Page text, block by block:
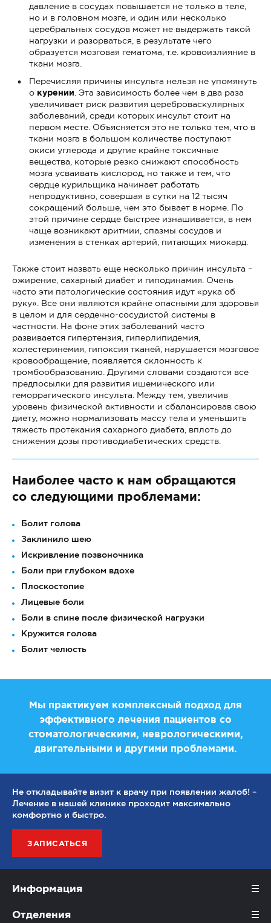
давление в сосудах повышается не только в теле,
но и в головном мозге, и один или несколько
церебральных сосудов может не выдержать такой
нагрузки и разорваться, в результате чего
образуется мозговая гематома, т.е. кровоизлияние в
ткани мозга.
Перечисляя причины инсульта нельзя не упомянуть
о курении . Эта зависимость более чем в два раза
увеличивает риск развития цереброваскулярных
заболеваний, среди которых инсульт стоит на
первом месте. Объясняется это не только тем, что в
ткани мозга в большом количестве поступают
окиси углерода и другие крайне токсичные
вещества, которые резко снижают способность
мозга усваивать кислород, но также и тем, что
сердце курильщика начинает работать
непродуктивно, совершая в сутки на 12 тысяч
сокращений больше, чем это бывает в норме. По
этой причине сердце быстрее изнашивается, в нем
чаще возникают аритмии, спазмы сосудов и
изменения в стенках артерий, питающих миокард.
Также стоит назвать еще несколько причин инсульта –
ожирение, сахарный диабет и гиподинамия. Очень
часто эти патологические состояния идут «рука об
руку». Все они являются крайне опасными для здоровья
в целом и для сердечно-сосудистой системы в
частности. На фоне этих заболеваний часто
развивается гипертензия, гиперлипидемия,
холестеринемия, гипоксия тканей, нарушается мозговое
кровообращение, появляется склонность к
тромбообразованию. Другими словами создаются все
предпосылки для развития ишемического или
геморрагического инсульта. Между тем, увеличив
уровень физической активности и сбалансировав свою
диету, можно нормализовать массу тела и уменьшить
тяжесть протекания сахарного диабета, вплоть до
снижения дозы противодиабетических средств.
Наиболее часто к нам обращаются
со следующими проблемами:
Болит голова
Заклинило шею
Искривление позвоночника
Боли при глубоком вдохе
Плоскостопие
Лицевые боли
Боли в спине после физической нагрузки
Кружится голова
Болит челюсть
Мы практикуем комплексный подход для
эффективного лечения пациентов со
стоматологическими, неврологическими,
двигательными и другими проблемами.
Не откладывайте визит к врачу при появлении жалоб! –
Лечение в нашей клинике проходит максимально
комфортно и быстро.
ЗАПИСАТЬСЯ
Информация
Отделения